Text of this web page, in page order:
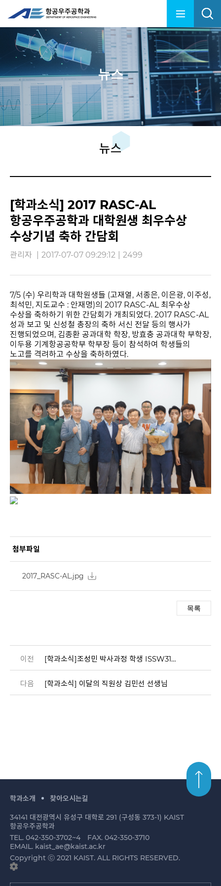
뉴스
뉴스
[학과소식] 2017 RASC-AL
항공우주공학과 대학원생 최우수상
수상기념 축하 간담회
관리자 2017-07-07 09:29:12 2499
7/5 (수) 우리학과 대학원생들 (고재열, 서종은, 이은광, 이주성,
최석민, 지도교수 : 안재명)의 2017 RASC-AL 최우수상
수상을 축하하기 위한 간담회가 개최되었다. 2017 RASC-AL
성과 보고 및 신성철 총장의 축하 서신 전달 등의 행사가
진행되었으며, 김종환 공과대학 학장, 방효충 공과대학 부학장,
이두용 기계항공공학부 학부장 등이 참석하여 학생들의
노고를 격려하고 수상을 축하하였다.
첨부파일
2017_RASC-AL.jpg
이전 [학과소식]조성민 박사과정 학생 ISSW31 Student Competition Award 수상
다음 [학과소식] 이달의 직원상 김민선 선생님
학과소개 찾아오시는길
34141 대전광역시 유성구 대학로 291 (구성동 373-1) KAIST
항공우주공학과
TEL. 042-350-3702~4
FAX. 042-350-3710
EMAIL. kaist_ae@kaist.ac.kr
Copyright ⓒ 2021 KAIST. ALL RIGHTS RESERVED.